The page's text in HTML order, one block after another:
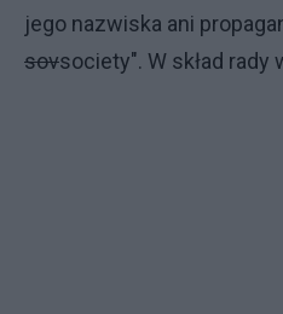
jego nazwiska ani
sovsociety". W skład rady